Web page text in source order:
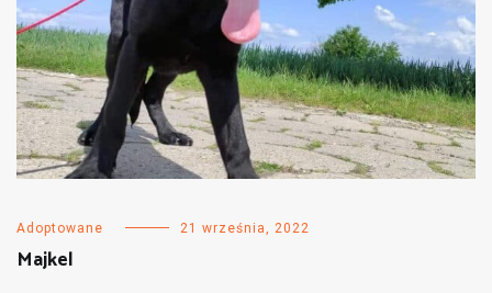
Adoptowane 21 września, 2022
Majkel